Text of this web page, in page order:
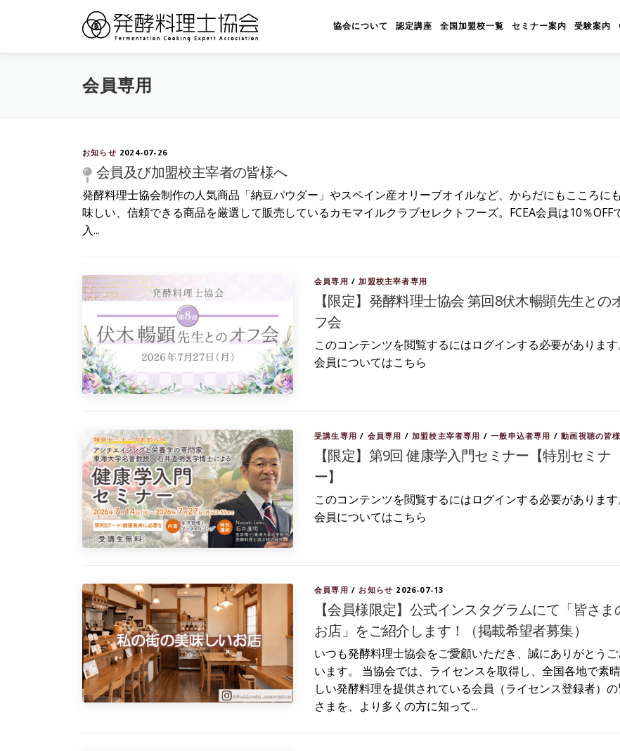
協会について 認定講座 全国加盟校一覧 セミナー案内 受験案内
会員専用
お知らせ 2024-07-26
会員及び加盟校主宰者の皆様へ
発酵料理士協会制作の人気商品「納豆パウダー」やスペイン産オリーブオイルなど、からだにもこころに
味しい、信頼できる商品を厳選して販売しているカモマイルクラブセレクトフーズ。FCEA会員は10％OFF
入...
会員専用 /加盟校主宰者専用
【限定】発酵料理士協会 第回8伏木暢顕先生との
フ会
このコンテンツを閲覧するにはログインする必要があります
会員についてはこちら
受講生専用 / 会員専用 /加盟校主宰者専用 /一般申込者専用 /動画視聴の皆
【限定】第9回 健康学入門セミナー【特別セミナ
ー】
このコンテンツを閲覧するにはログインする必要があります
会員についてはこちら
会員専用 /お知らせ 2026-07-13
【会員様限定】公式インスタグラムにて「皆さま
お店」をご紹介します！（掲載希望者募集）
いつも発酵料理士協会をご愛顧いただき、誠にありがとう
います。 当協会では、ライセンスを取得し、全国各地で素
しい発酵料理を提供されている会員（ライセンス登録者）の
さまを、より多くの方に知って...